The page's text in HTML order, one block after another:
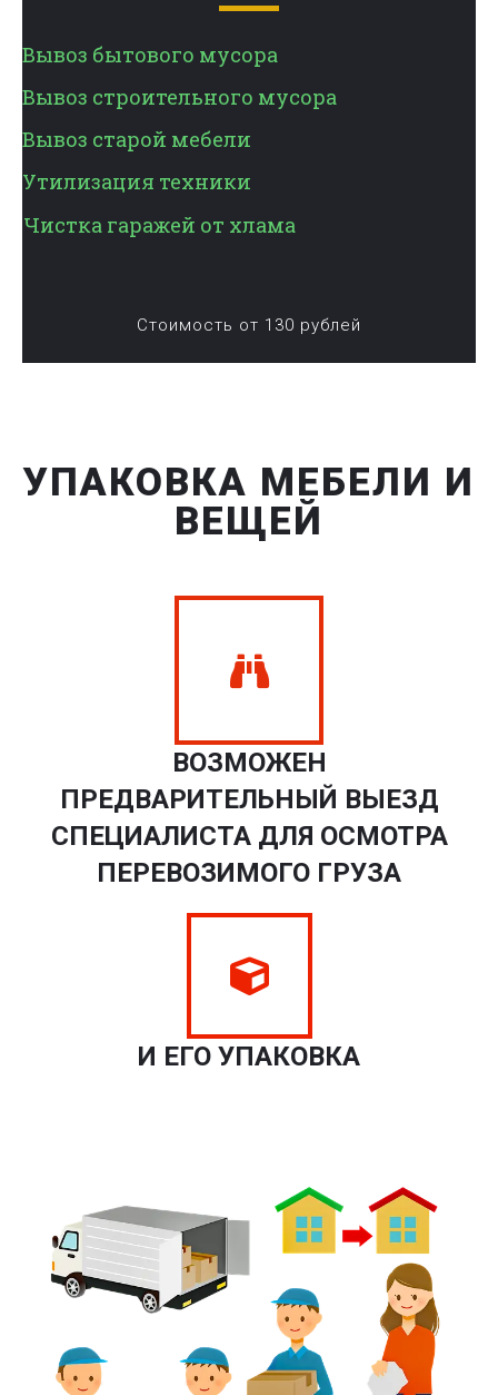
Вывоз бытового мусора
Вывоз строительного мусора
Вывоз старой мебели
Утилизация техники
Чистка гаражей от хлама
Стоимость от 130 рублей
УПАКОВКА МЕБЕЛИ И
ВЕЩЕЙ
ВОЗМОЖЕН
ПРЕДВАРИТЕЛЬНЫЙ ВЫЕЗД
СПЕЦИАЛИСТА ДЛЯ ОСМОТРА
ПЕРЕВОЗИМОГО ГРУЗА
И ЕГО УПАКОВКА